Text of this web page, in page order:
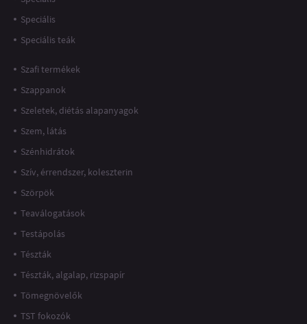
Speciális
Speciális teák
Szafi termékek
Szappanok
Szeletek, diétás alapanyagok
Szem, látás
Szénhidrátok
Szív, érrendszer, koleszterin
Szörpök
Teaválogatások
Testápolás
Tészták
Tészták, algalap, rizspapír
Tömegnövelők
TST fokozók